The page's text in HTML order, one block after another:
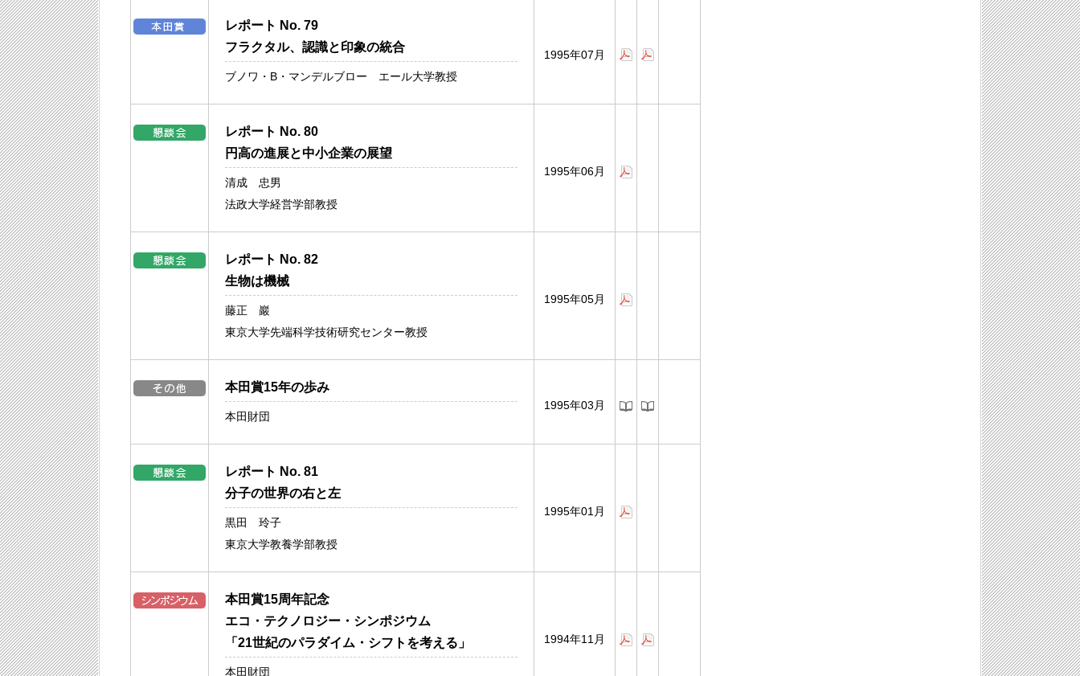
レポート No. 79
フラクタル、認識と印象の統合
ブノワ・B・マンデルブロー エール大学教授
1995年07月
レポート No. 80
円高の進展と中小企業の展望
清成 忠男
法政大学経営学部教授
1995年06月
レポート No. 82
生物は機械
藤正 巖
東京大学先端科学技術研究センター教授
1995年05月
本田賞15年の歩み
本田財団
1995年03月
レポート No. 81
分子の世界の右と左
黒田 玲子
東京大学教養学部教授
1995年01月
本田賞15周年記念
エコ・テクノロジー・シンポジウム
「21世紀のパラダイム・シフトを考える」
本田財団
1994年11月